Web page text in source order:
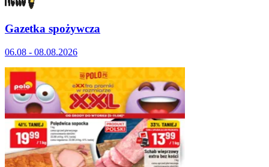
Gazetka spożywcza
06.08 - 08.08.2026